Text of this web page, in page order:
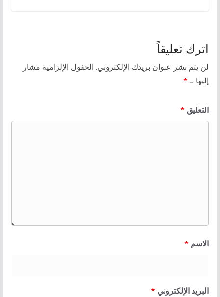
اترك تعليقاً
لن يتم نشر عنوان بريدك الإلكتروني. الحقول الإلزامية مشار
إليها بـ*
التعليق *
الاسم *
البريد الإلكتروني *